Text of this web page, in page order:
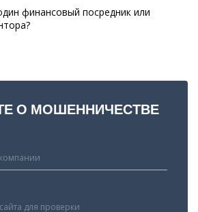
финансовый посредник или
О МОШЕННИЧЕСТВЕ